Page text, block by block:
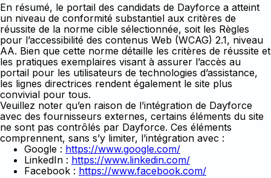
En résumé, le portail des candidats de Dayforce a atteint
un niveau de conformité substantiel aux critères de
réussite de la norme cible sélectionnée, soit les Règles
pour l’accessibilité des contenus Web (WCAG) 2.1, niveau
AA. Bien que cette norme détaille les critères de réussite et
les pratiques exemplaires visant à assurer l’accès au
portail pour les utilisateurs de technologies d’assistance,
les lignes directrices rendent également le site plus
convivial pour tous.
Veuillez noter qu’en raison de l’intégration de Dayforce
avec des fournisseurs externes, certains éléments du site
ne sont pas contrôlés par Dayforce. Ces éléments
comprennent, sans s’y limiter, l’intégration avec :
Google : https://www.google.com/
LinkedIn : https://www.linkedin.com/
Facebook : https://www.facebook.com/